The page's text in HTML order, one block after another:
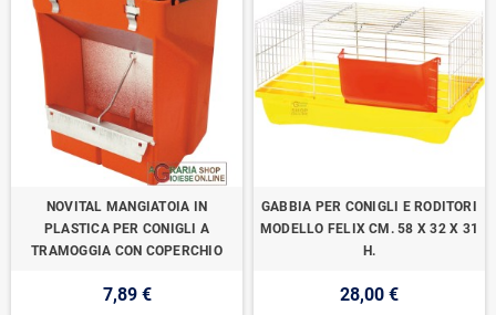
NOVITAL MANGIATOIA IN
PLASTICA PER CONIGLI A
TRAMOGGIA CON COPERCHIO
7,89 €
GABBIA PER CONIGLI E RODITORI
MODELLO FELIX CM. 58 X 32 X 31
H.
28,00 €